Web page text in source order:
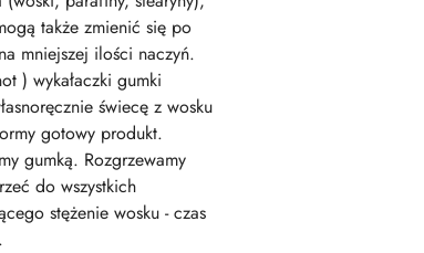
także zmienić się po
mniejszej ilości naczyń.
) wykałaczki gumki
świecę z wosku
gotowy produkt.
gumką. Rozgrzewamy
do wszystkich
stężenie wosku - czas